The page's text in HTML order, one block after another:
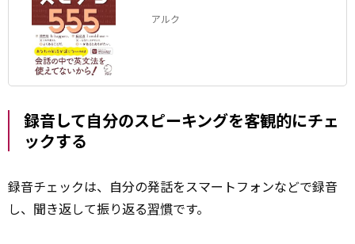
アルク
録音して自分のスピーキングを客観的にチェ
ックする
録音チェックは、自分の発話をスマートフォンなどで録音
し、聞き返して振り返る習慣です。